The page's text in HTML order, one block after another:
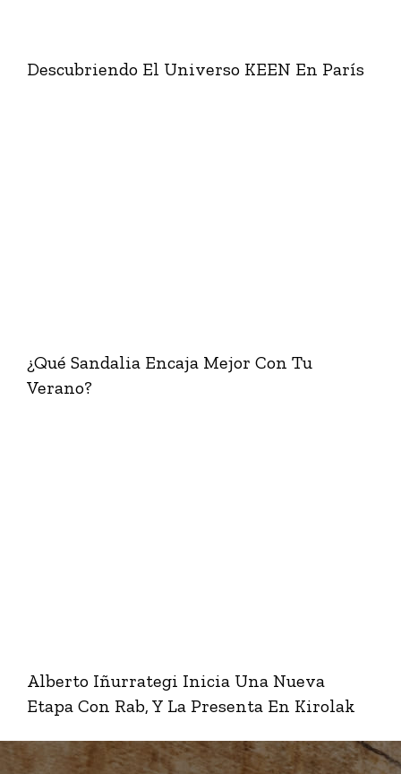
Descubriendo El Universo KEEN En París
¿Qué Sandalia Encaja Mejor Con Tu
Verano?
Alberto Iñurrategi Inicia Una Nueva
Etapa Con Rab, Y La Presenta En Kirolak